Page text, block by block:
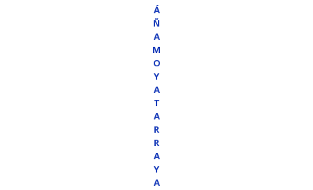
Á
Ñ
A
M
O
Y
A
T
A
R
R
A
Y
A